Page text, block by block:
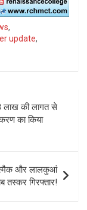
,
update,
लाख की लागत से
का किया
स्मैक और लालकुआं
तस्कर गिरफ्तार!